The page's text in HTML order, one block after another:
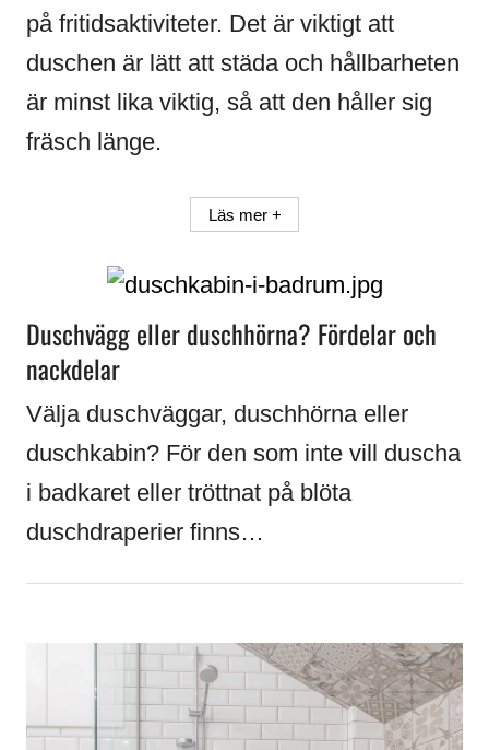
på fritidsaktiviteter. Det är viktigt att
duschen är lätt att städa och hållbarheten
är minst lika viktig, så att den håller sig
fräsch länge.
Läs mer +
Duschvägg eller duschhörna? Fördelar och
nackdelar
Välja duschväggar, duschhörna eller
duschkabin? För den som inte vill duscha
i badkaret eller tröttnat på blöta
duschdraperier finns…